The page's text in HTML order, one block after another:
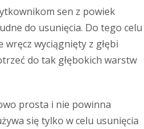
sen z powiek
do usunięcia. Do tego celu
wyciągnięty z głębi
do tak głębokich warstw
prosta i nie powinna
się tylko w celu usunięcia